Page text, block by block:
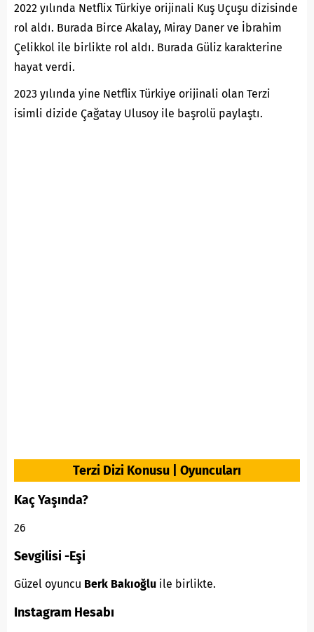
2022 yılında Netflix Türkiye orijinali Kuş Uçuşu dizisinde
rol aldı. Burada Birce Akalay, Miray Daner ve İbrahim
Çelikkol ile birlikte rol aldı. Burada Güliz karakterine
hayat verdi.
2023 yılında yine Netflix Türkiye orijinali olan Terzi
isimli dizide Çağatay Ulusoy ile başrolü paylaştı.
Terzi Dizi Konusu | Oyuncuları
Kaç Yaşında?
26
Sevgilisi -Eşi
Güzel oyuncu Berk Bakıoğlu ile birlikte.
Instagram Hesabı